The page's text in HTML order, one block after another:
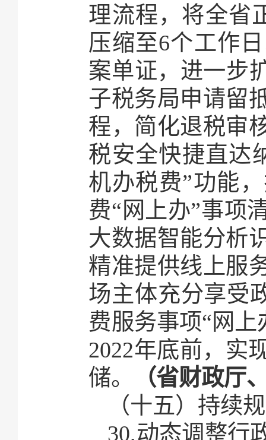
理流程，将全省
压缩至6个工作
案单证，进一步
子税务局申请留
程，简化退税审
税安全快捷直达
机办税费”功能
费“网上办”事项
大数据智能分析
精准提供线上服
场主体充分享受
费服务事项“网上
2022年底前，实
储。
（省财政厅
（十五）持续
30.动态调整行